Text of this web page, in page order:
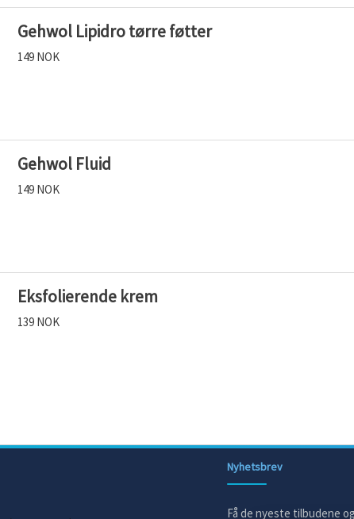
Gehwol Lipidro tørre føtter
149 NOK
Gehwol Fluid
149 NOK
Eksfolierende krem
139 NOK
Nyhetsbrev
Få de nyeste tilbudene